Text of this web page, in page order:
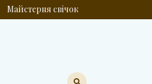
Майстерня свічок